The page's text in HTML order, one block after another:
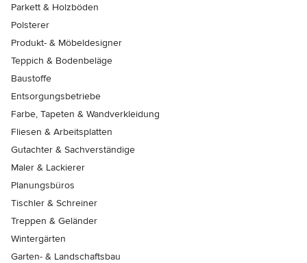
Parkett & Holzböden
Polsterer
Produkt- & Möbeldesigner
Teppich & Bodenbeläge
Baustoffe
Entsorgungsbetriebe
Farbe, Tapeten & Wandverkleidung
Fliesen & Arbeitsplatten
Gutachter & Sachverständige
Maler & Lackierer
Planungsbüros
Tischler & Schreiner
Treppen & Geländer
Wintergärten
Garten- & Landschaftsbau